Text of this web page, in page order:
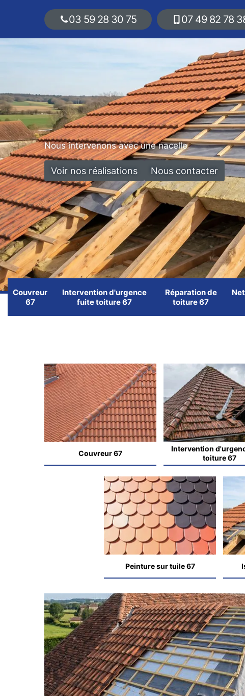
03 59 28 30 75 07 49 82 78
Nous intervenons avec une nacelle
Voir nos réalisations Nous contacter
Couvreur
67
Intervention d'urgence
fuite toiture 67
Réparation de
toiture 67
Couvreur 67
Intervention
toiture 67
Peinture sur tuile 67